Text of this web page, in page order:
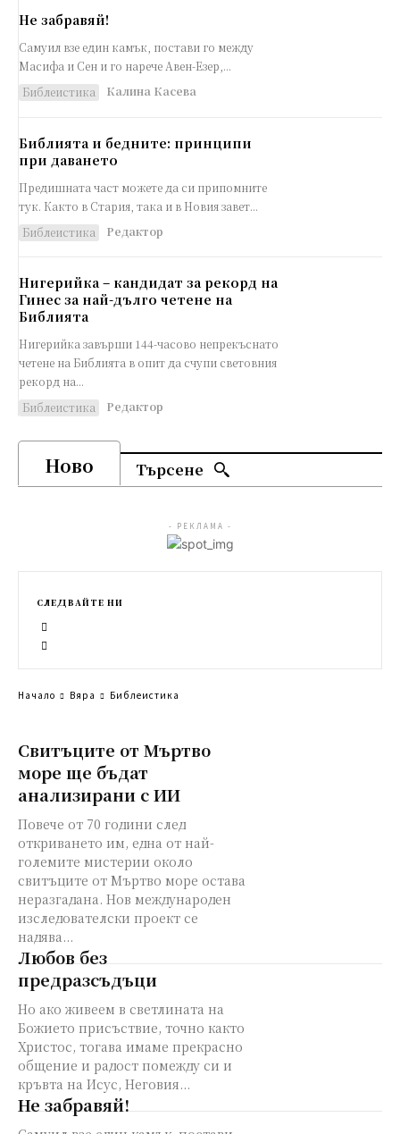
Не забравяй!
Самуил взе един камък, постави го между
Масифа и Сен и го нарече Авен-Езер,...
Библеистика
Калина Касева
Библията и бедните: принципи
при даването
Предишната част можете да си припомните
тук. Както в Стария, така и в Новия завет...
Библеистика
Редактор
Нигерийка – кандидат за рекорд на
Гинес за най-дълго четене на
Библията
Нигерийка завърши 144-часово непрекъснато
четене на Библията в опит да счупи световния
рекорд на...
Библеистика
Редактор
Ново Търсене
Свитъците от Мъртво
море ще бъдат
анализирани с ИИ
Повече от 70 години след
откриването им, една от най-
големите мистерии около
свитъците от Мъртво море остава
неразгадана. Нов международен
изследователски проект се
надява...
Любов без
предразсъдъци
Но ако живеем в светлината на
Божието присъствие, точно както
Христос, тогава имаме прекрасно
общение и радост помежду си и
кръвта на Исус, Неговия...
Не забравяй!
- РЕКЛАМА -
СЛЕДВАЙТЕ НИ
Начало Вяра Библеистика